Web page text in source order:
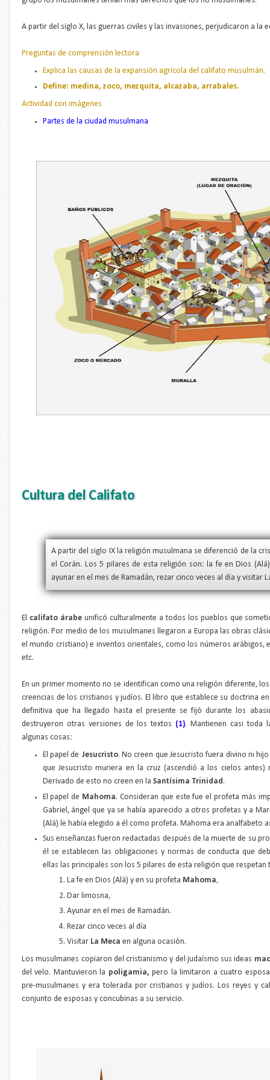
A partir del siglo X, las guerras civiles y las invasiones, perjudicaron a la
Preguntas de comprensión lectora
Explica las causas de la expansión agrícola del califato musulmán.
Define: medina, zoco, mezquita, alcazaba, arrabales.
Actividad con imágenes
Partes de la ciudad musulmana
Cultura del Califato
A partir del siglo IX la religión musulmana se diferenció de la
el Corán. Los 5 pilares de esta religión son: la fe en Dios
ayunar en el mes de Ramadán, rezar cinco veces al día y visitar
El califato árabeunificó culturalmente a todos los pueblos que
religión. Por medio de los musulmanes llegaron a Europa las obras
el mundo cristiano) e inventos orientales, como los números arábigos,
etc.
En un primer momento no se identifican como una religión diferente,
creencias de los cristianos y judíos. El libro que establece su doctrina
definitiva que ha llegado hasta el presente se fijó durante los
destruyeron otras versiones de los textos (1). Mantienen casi toda
algunas cosas:
El papel de Jesucristo. No creen que Jesucristo fuera divino ni
que Jesucristo muriera en la cruz (ascendió a los cielos
Derivado de esto no creen en la Santísima Trinidad .
El papel de Mahoma. Consideran que este fue el profeta más
Gabriel, ángel que ya se había aparecido a otros profetas y a
(Alá) le había elegido a él como profeta. Mahoma era analfabeto
Sus enseñanzas fueron redactadas después de la muerte de su
él se establecen las obligaciones y normas de conducta que
ellas las principales son los 5 pilares de esta religión que
La fe en Dios (Alá) y en su profeta Mahoma,
Dar limosna,
Ayunar en el mes de Ramadán.
Rezar cinco veces al día
Visitar La Meca en alguna ocasión.
Los musulmanes copiaron del cristianismo y del judaísmo sus ideas
del velo. Mantuvieron la poligamia,pero la limitaron a cuatro
pre-musulmanes y era tolerada por cristianos y judíos. Los reyes y
conjunto de esposas y concubinas a su servicio.